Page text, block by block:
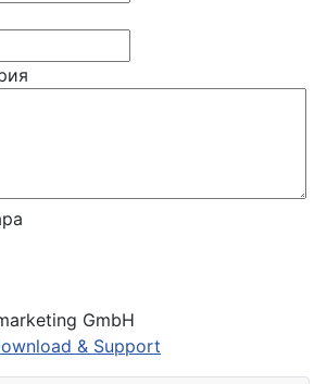
GmbH
& Support